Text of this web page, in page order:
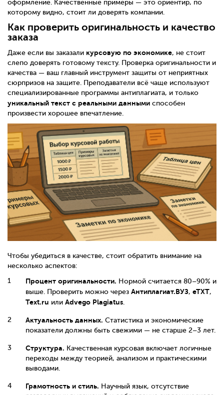
оформление. Качественные примеры — это ориентир, по
которому видно, стоит ли доверять компании.
Как проверить оригинальность и качество
заказа
Даже если вы заказали курсовую по экономике, не стоит
слепо доверять готовому тексту. Проверка оригинальности и
качества — ваш главный инструмент защиты от неприятных
сюрпризов на защите. Преподаватели всё чаще используют
специализированные программы антиплагиата, и только
уникальный текст с реальными данными способен
произвести хорошее впечатление.
Чтобы убедиться в качестве, стоит обратить внимание на
несколько аспектов:
Процент оригинальности. Нормой считается 80–90% и
выше. Проверить можно через Антиплагиат.ВУЗ, eTXT,
Text.ru или Advego Plagiatus
Актуальность данных. Статистика и экономические
показатели должны быть свежими — не старше 2–3 лет.
Структура. Качественная курсовая включает логичные
переходы между теорией, анализом и практическими
выводами.
Грамотность и стиль. Научный язык, отсутствие